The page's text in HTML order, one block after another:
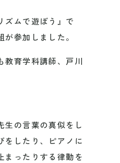
ズムで遊ぼう』で
参加しました。
教育学科講師、戸川
生の言葉の真似をし
をしたり、ピアノに
まったりする律動を